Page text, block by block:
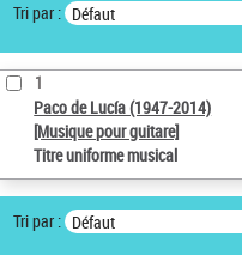
Tri par : Défaut
1
Paco de Lucía (1947-2014)
[Musique pour guitare]
Titre uniforme musical
Tri par : Défaut